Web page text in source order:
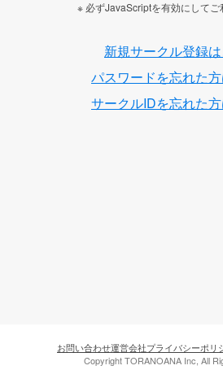
※ 必ずJavaScriptを有効にしてご
新規サークル登録
パスワードを忘れた
サークルIDを忘れた
お問い合わせ運営会社プライバシーポリ
Copyright TORANOANA Inc, All